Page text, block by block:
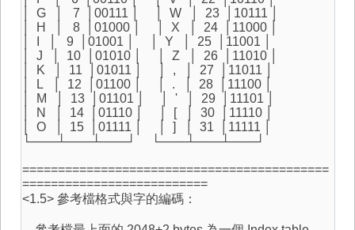
│ G │ 7 │00111 │ │ W │ 23 │10111 │
│ H │ 8 │01000 │ │ X │ 24 │11000 │
│ I │ 9 │01001 │ │ Y │ 25 │11001 │
│ J │ 10 │01010 │ │ Z │ 26 │11010 │
│ K │ 11 │01011 │ │ , │ 27 │11011 │
│ L │ 12 │01100 │ │ . │ 28 │11100 │
│ M │ 13 │01101 │ │ ' │ 29 │11101 │
│ N │ 14 │01110 │ │ [ │ 30 │11110 │
│ O │ 15 │01111 │ │ ] │ 31 │11111 │
└───┴───┴───┘ └───┴───┴───┘
===========================================
==========================
<1.5> 參考檔格式與字的編碼：